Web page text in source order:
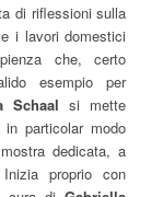
di riflessioni sulla
i lavori domestici
che, certo
esempio per
Schaal si mette
particolar modo
dedicata, a
proprio con